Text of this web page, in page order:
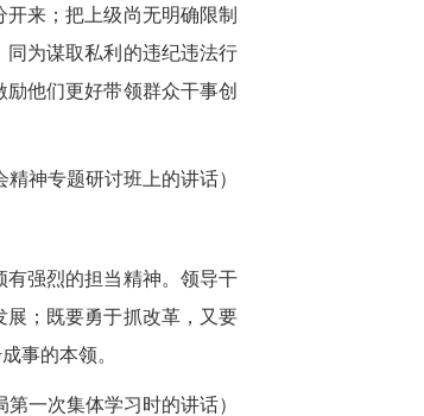
来；把上级尚无明确限制
为谋取私利的违纪违法行
他们更好带领群众干事创
神专题研讨班上的讲话）
强烈的担当精神。领导干
；既要勇于抓改革，又要
事的本领。
一次集体学习时的讲话）